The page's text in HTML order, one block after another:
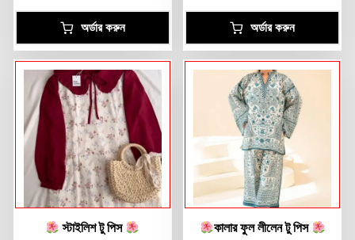
অর্ডার করুন অর্ডার করুন
স্টাইলিশ টু পিস কালার ফুল লীলেন টু পিস